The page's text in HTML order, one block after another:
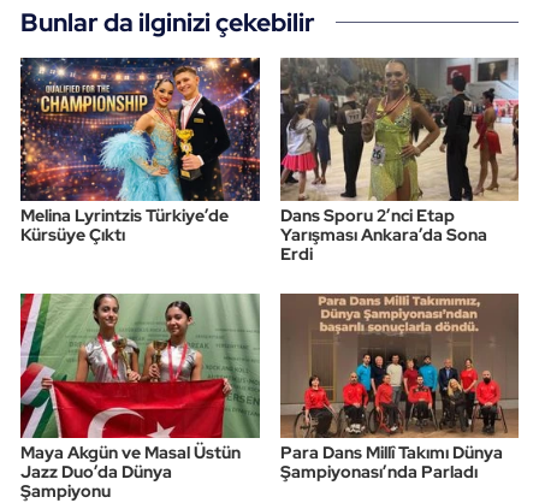
Bunlar da ilginizi çekebilir
Melina Lyrintzis Türkiye’de
Kürsüye Çıktı
Dans Sporu 2’nci Etap
Yarışması Ankara’da Sona
Erdi
Maya Akgün ve Masal Üstün
Jazz Duo’da Dünya
Şampiyonu
Para Dans Millî Takımı Dünya
Şampiyonası’nda Parladı
Yelken
Yüzme